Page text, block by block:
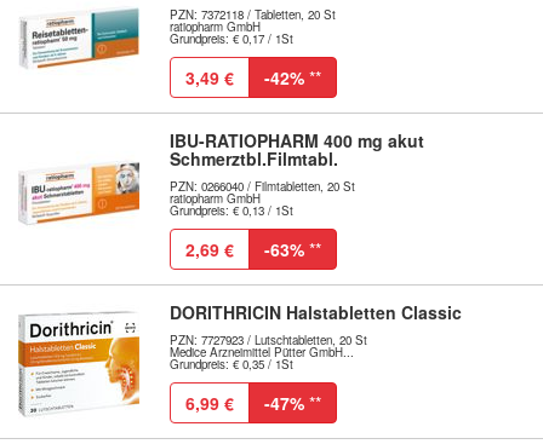
PZN: 7372118 / Tabletten, 20 St
ratiopharm GmbH
Grundpreis: € 0,17 / 1St
3,49 € -42% **
IBU-RATIOPHARM 400 mg akut
Schmerztbl.Filmtabl.
PZN: 0266040 / Filmtabletten, 20 St
ratiopharm GmbH
Grundpreis: € 0,13 / 1St
2,69 € -63% **
DORITHRICIN Halstabletten Classic
PZN: 7727923 / Lutschtabletten, 20 St
Medice Arzneimittel Pütter GmbH...
Grundpreis: € 0,35 / 1St
6,99 € -47% **